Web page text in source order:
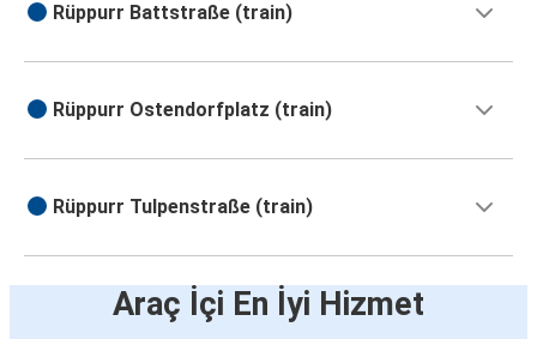
Rüppurr Battstraße (train)
Rüppurr Ostendorfplatz (train)
Rüppurr Tulpenstraße (train)
Araç İçi En İyi Hizmet